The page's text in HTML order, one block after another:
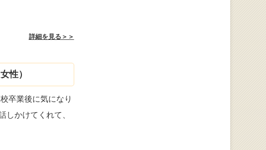
詳細を見る＞＞
性）
卒業後に気になり
しかけてくれて、